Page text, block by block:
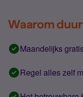
Waarom
Maandelijks
Regel alles zelf